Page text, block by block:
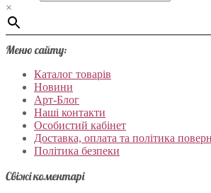
×
Меню сайту:
Каталог товарів
Новини
Арт-Блог
Наші контакти
Особистий кабінет
Доставка, оплата та політика
Політика безпеки
Свіжі коментарі